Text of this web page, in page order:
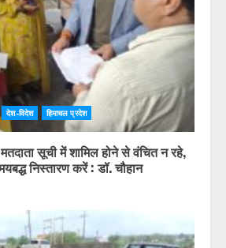
देश-विदेश हिमाचल प्रदेश
सूची में शामिल होने से वंचित न रहे,
निस्तारण करें : डॉ. चौहान